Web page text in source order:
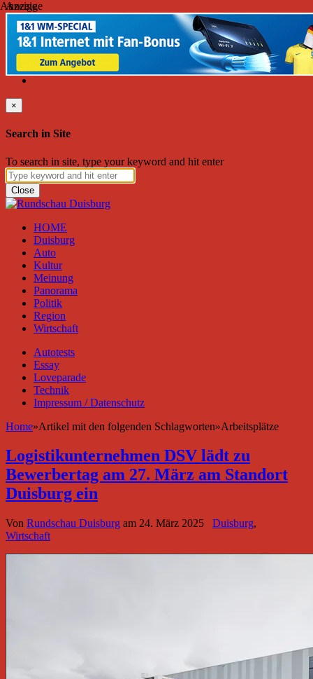
Sonntag, August 09, 2026
Friend on Facebook Follow on Twitter Subscribe to RSS
Search
×
Search in Site
To search in site, type your keyword and hit enter
Close
HOME
Duisburg
Auto
Kultur
Meinung
Panorama
Politik
Region
Wirtschaft
Autotests
Essay
Loveparade
Technik
Impressum / Datenschutz
Home»Artikel mit den folgenden Schlagworten»Arbeitsplätze
Logistikunternehmen DSV lädt zu
Bewerbertag am 27. März am Standort
Duisburg ein
Von Rundschau Duisburg am 24. März 2025 Duisburg,
Wirtschaft
Anzeige
Anzeige